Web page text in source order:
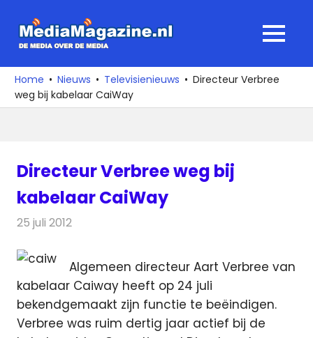
naar
media
over
de
MENU
Home Nieuws Televisienieuws
Directeur Verbree
weg bij kabelaar CaiWay
Directeur Verbree weg bij
kabelaar CaiWay
25 juli 2012
Algemeen directeur Aart Verbree van
kabelaar Caiway heeft op 24 juli
bekendgemaakt zijn functie te beëindigen.
Verbree was ruim dertig jaar actief bij de